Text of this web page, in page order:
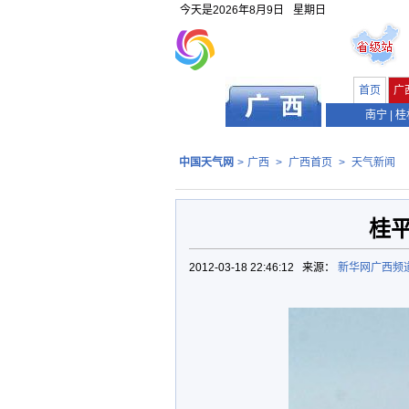
今天是2026年8月9日 星期日
首页
广
南宁
桂
中国天气网 > 广西 > 广西首页 > 天气新闻
桂
2012-03-18 22:46:12 来源： 新华网广西频